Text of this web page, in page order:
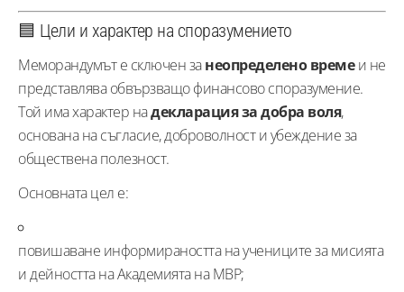
🟦 Цели и характер на споразумението
Меморандумът е сключен занеопределено времеи не
представлява обвързващо финансово споразумение.
Той има характер надекларация за добра воля,
основана на съгласие, доброволност и убеждение за
обществена полезност.
Основната цел е:
повишаване информираността на учениците за мисията
и дейността на Академията на МВР;